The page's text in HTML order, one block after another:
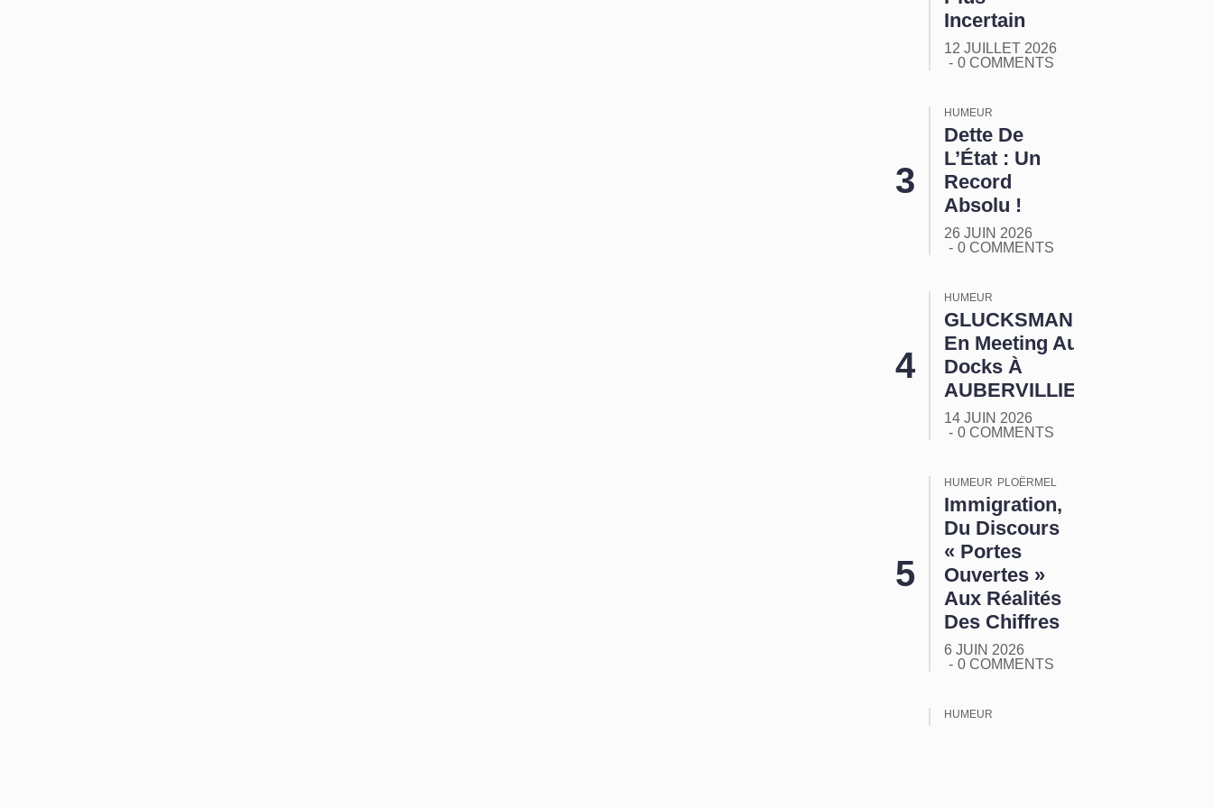
Incertain
12 JUILLET 2026
0 COMMENTS
HUMEUR
Dette De
L’État : Un
Record
Absolu !
26 JUIN 2026
0 COMMENTS
HUMEUR
GLUCKSMANN
En Meeting Aux
Docks À
AUBERVILLIERS
14 JUIN 2026
0 COMMENTS
HUMEUR PLOËRMEL
Immigration,
Du Discours
« Portes
Ouvertes »
Aux Réalités
Des Chiffres
6 JUIN 2026
0 COMMENTS
HUMEUR